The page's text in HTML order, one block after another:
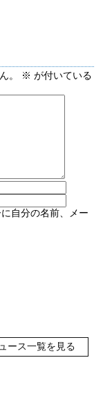
。 ※ が付いている
自分の名前、メー
ース一覧を見る